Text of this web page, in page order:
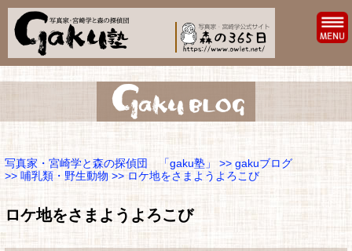
写真家・宮崎学と森の探偵団 「gaku塾」 >> gakuブログ
>> 哺乳類・野生動物 >> ロケ地をさまようよろこび
ロケ地をさまようよろこび